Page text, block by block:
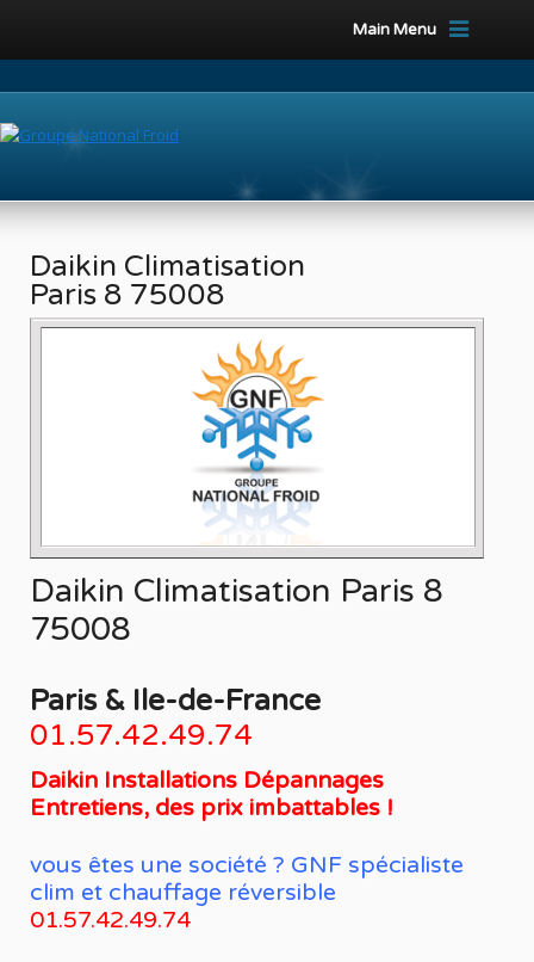
Main Menu
Daikin Climatisation
Paris 8 75008
Daikin Climatisation Paris 8
75008
Paris & Ile-de-France
01.57.42.49.74
Daikin Installations Dépannages
Entretiens, des prix imbattables !
vous êtes une société ? GNF spécialiste
clim et chauffage réversible
01.57.42.49.74